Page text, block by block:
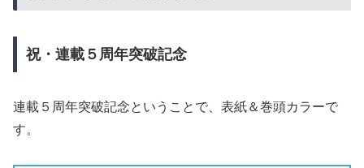
祝・連載５周年突破記念
連載５周年突破記念ということで、表紙＆巻頭カラーで
す。